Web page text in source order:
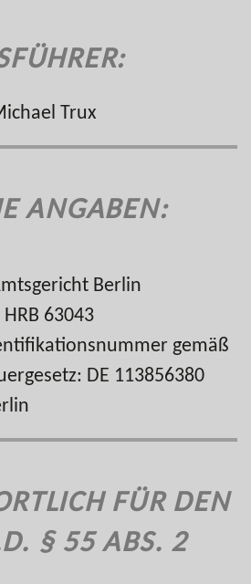
Trux
ANGABEN:
Berlin
63043
gemäß
DE 113856380
FÜR DEN
§ 55 ABS. 2